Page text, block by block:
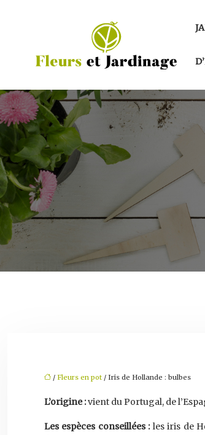
/ Fleurs en pot / Iris de Hollande : bulbes
L’origine :vient du Portugal, de
Les espèces conseillées :les iris de